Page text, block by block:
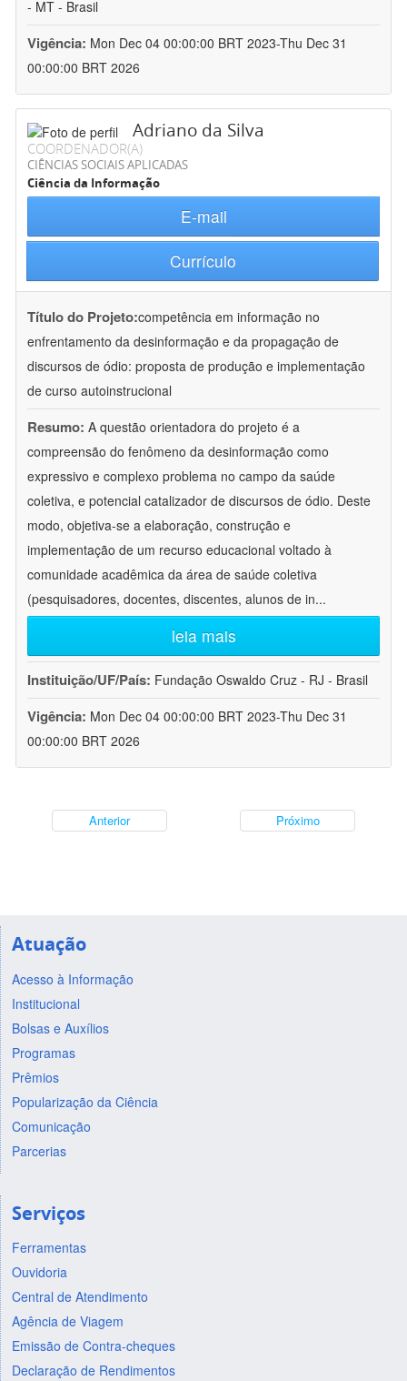
- MT - Brasil
Vigência: Mon Dec 04 00:00:00 BRT 2023-Thu Dec 31
00:00:00 BRT 2026
Adriano da Silva
COORDENADOR(A)
CIÊNCIAS SOCIAIS APLICADAS
Ciência da Informação
E-mail
Currículo
Título do Projeto:competência em informação no
enfrentamento da desinformação e da propagação de
discursos de ódio: proposta de produção e implementação
de curso autoinstrucional
Resumo: A questão orientadora do projeto é a
compreensão do fenômeno da desinformação como
expressivo e complexo problema no campo da saúde
coletiva, e potencial catalizador de discursos de ódio. Deste
modo, objetiva-se a elaboração, construção e
implementação de um recurso educacional voltado à
comunidade acadêmica da área de saúde coletiva
(pesquisadores, docentes, discentes, alunos de in...
leia mais
Instituição/UF/País: Fundação Oswaldo Cruz - RJ - Brasil
Vigência: Mon Dec 04 00:00:00 BRT 2023-Thu Dec 31
00:00:00 BRT 2026
Anterior Próximo
Atuação
Acesso à Informação
Institucional
Bolsas e Auxílios
Programas
Prêmios
Popularização da Ciência
Comunicação
Parcerias
Serviços
Ferramentas
Ouvidoria
Central de Atendimento
Agência de Viagem
Emissão de Contra-cheques
Declaração de Rendimentos